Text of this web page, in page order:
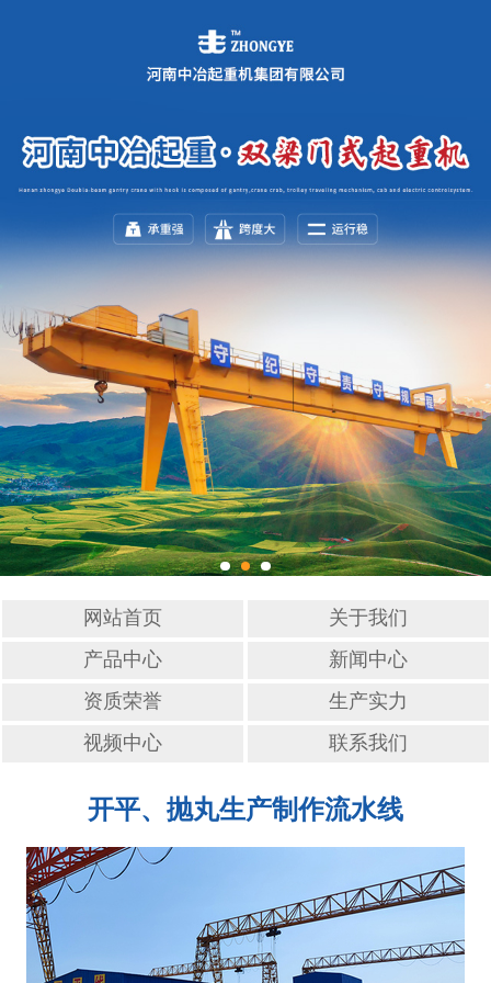
网站首页
关于我们
产品中心
新闻中心
资质荣誉
生产实力
视频中心
联系我们
开平、抛丸生产制作流水线